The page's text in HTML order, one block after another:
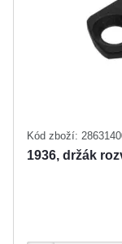
Kód zboží:
1936, držák